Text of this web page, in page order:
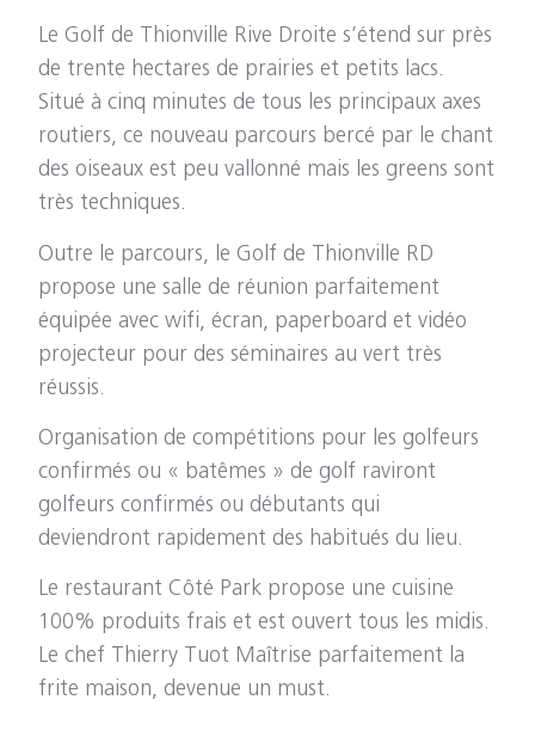
Le Golf de Thionville Rive Droite s’étend sur près
de trente hectares de prairies et petits lacs.
Situé à cinq minutes de tous les principaux axes
routiers, ce nouveau parcours bercé par le chant
des oiseaux est peu vallonné mais les greens sont
très techniques.
Outre le parcours, le Golf de Thionville RD
propose une salle de réunion parfaitement
équipée avec wifi, écran, paperboard et vidéo
projecteur pour des séminaires au vert très
réussis.
Organisation de compétitions pour les golfeurs
confirmés ou « batêmes » de golf raviront
golfeurs confirmés ou débutants qui
deviendront rapidement des habitués du lieu.
Le restaurant Côté Park propose une cuisine
100% produits frais et est ouvert tous les midis.
Le chef Thierry Tuot Maîtrise parfaitement la
frite maison, devenue un must.